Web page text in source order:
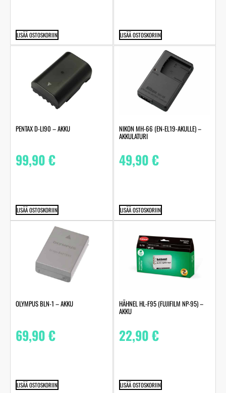
LISÄÄ OSTOSKORIIN LISÄÄ OSTOSKORIIN
PENTAX D-LI90 – AKKU
99,90€
LISÄÄ OSTOSKORIIN
NIKON MH-66 (EN-EL19-AKULLE) –
AKKULATURI
49,90€
LISÄÄ OSTOSKORIIN
OLYMPUS BLN-1 – AKKU
69,90€
LISÄÄ OSTOSKORIIN
HÄHNEL HL-F95 (FUJIFILM NP-95) –
AKKU
22,90€
LISÄÄ OSTOSKORIIN